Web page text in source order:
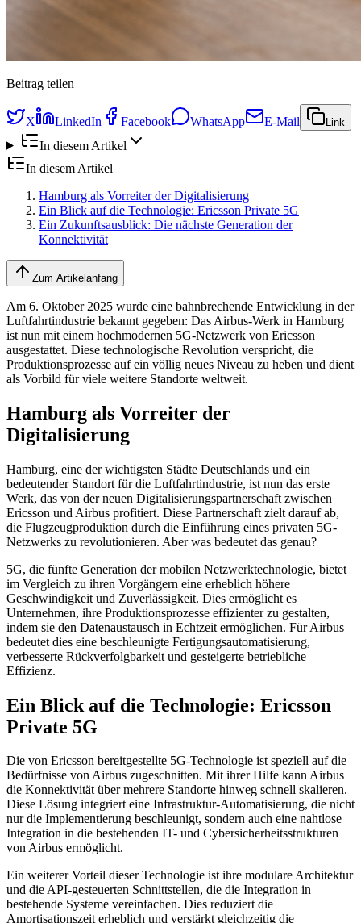
Beitrag teilen
X LinkedIn Facebook WhatsApp E-Mail Link
In diesem Artikel
In diesem Artikel
Hamburg als Vorreiter der Digitalisierung
Ein Blick auf die Technologie: Ericsson Private 5G
Ein Zukunftsausblick: Die nächste Generation der
Konnektivität
Zum Artikelanfang
Am 6. Oktober 2025 wurde eine bahnbrechende Entwicklung in der
Luftfahrtindustrie bekannt gegeben: Das Airbus-Werk in Hamburg
ist nun mit einem hochmodernen 5G-Netzwerk von Ericsson
ausgestattet. Diese technologische Revolution verspricht, die
Produktionsprozesse auf ein völlig neues Niveau zu heben und dient
als Vorbild für viele weitere Standorte weltweit.
Hamburg als Vorreiter der
Digitalisierung
Hamburg, eine der wichtigsten Städte Deutschlands und ein
bedeutender Standort für die Luftfahrtindustrie, ist nun das erste
Werk, das von der neuen Digitalisierungspartnerschaft zwischen
Ericsson und Airbus profitiert. Diese Partnerschaft zielt darauf ab,
die Flugzeugproduktion durch die Einführung eines privaten 5G-
Netzwerks zu revolutionieren. Aber was bedeutet das genau?
5G, die fünfte Generation der mobilen Netzwerktechnologie, bietet
im Vergleich zu ihren Vorgängern eine erheblich höhere
Geschwindigkeit und Zuverlässigkeit. Dies ermöglicht es
Unternehmen, ihre Produktionsprozesse effizienter zu gestalten,
indem sie den Datenaustausch in Echtzeit ermöglichen. Für Airbus
bedeutet dies eine beschleunigte Fertigungsautomatisierung,
verbesserte Rückverfolgbarkeit und gesteigerte betriebliche
Effizienz.
Ein Blick auf die Technologie: Ericsson
Private 5G
Die von Ericsson bereitgestellte 5G-Technologie ist speziell auf die
Bedürfnisse von Airbus zugeschnitten. Mit ihrer Hilfe kann Airbus
die Konnektivität über mehrere Standorte hinweg schnell skalieren.
Diese Lösung integriert eine Infrastruktur-Automatisierung, die nicht
nur die Implementierung beschleunigt, sondern auch eine nahtlose
Integration in die bestehenden IT- und Cybersicherheitsstrukturen
von Airbus ermöglicht.
Ein weiterer Vorteil dieser Technologie ist ihre modulare Architektur
und die API-gesteuerten Schnittstellen, die die Integration in
bestehende Systeme vereinfachen. Dies reduziert die
Amortisationszeit erheblich und verstärkt gleichzeitig die